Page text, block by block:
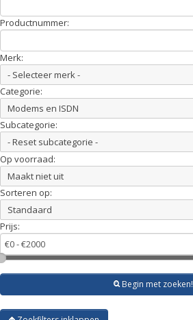
Productnummer:
Merk:
Categorie:
Subcategorie:
Op voorraad:
Sorteren op:
Prijs:
Begin met zoeken!